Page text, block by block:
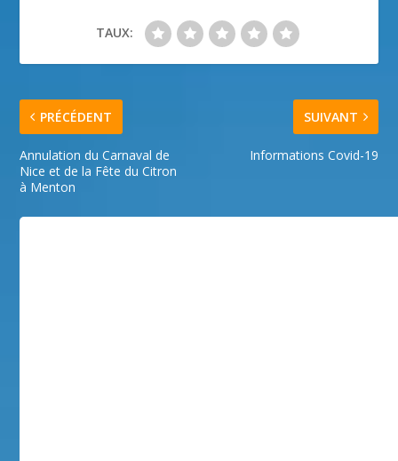
TAUX:
PRÉCÉDENT
Annulation du Carnaval de
Nice et de la Fête du Citron
à Menton
SUIVANT
Informations Covid-19